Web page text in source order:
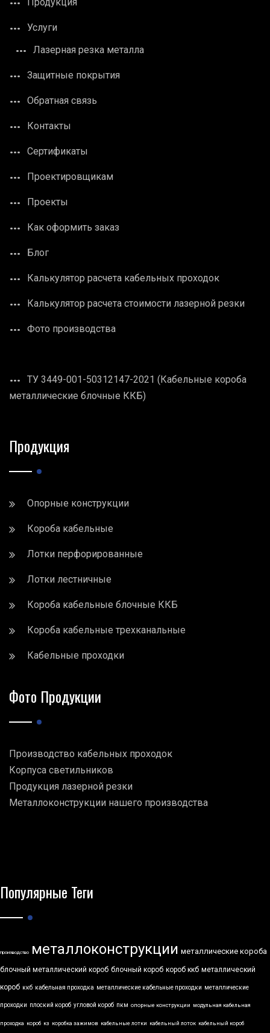
Продукция
Услуги
Лазерная резка металла
Защитные покрытия
Обратная связь
Контакты
Сертификаты
Проектировщикам
Проекты
Как оформить заказ
Блог
Калькулятор расчета кабельных проходок
Калькулятор расчета стоимости лазерной резки
Фото производства
ТУ 3449-001-50312147-2021 (Кабельные короба
металлические блочные ККБ)
Продукция
Опорные конструкции
Короба кабельные
Лотки перфорированные
Лотки лестничные
Короба кабельные блочные ККБ
Короба кабельные трехканальные
Кабельные проходки
Фото Продукции
Производство кабельных проходок
Корпуса светильников
Продукция лазерной резки
Металлоконструкции нашего производства
Популярные Теги
производство металлоконструкции металлические короба
блочный металлический короб блочный короб короб ккб металлический
короб ккб кабельная проходка металлические кабельные проходки металлические
проходки плоский короб угловой короб пкм опорные конструкции модульная кабельная
проходка короб кз коробка зажимов кабельные лотки кабельный лоток кабельный короб